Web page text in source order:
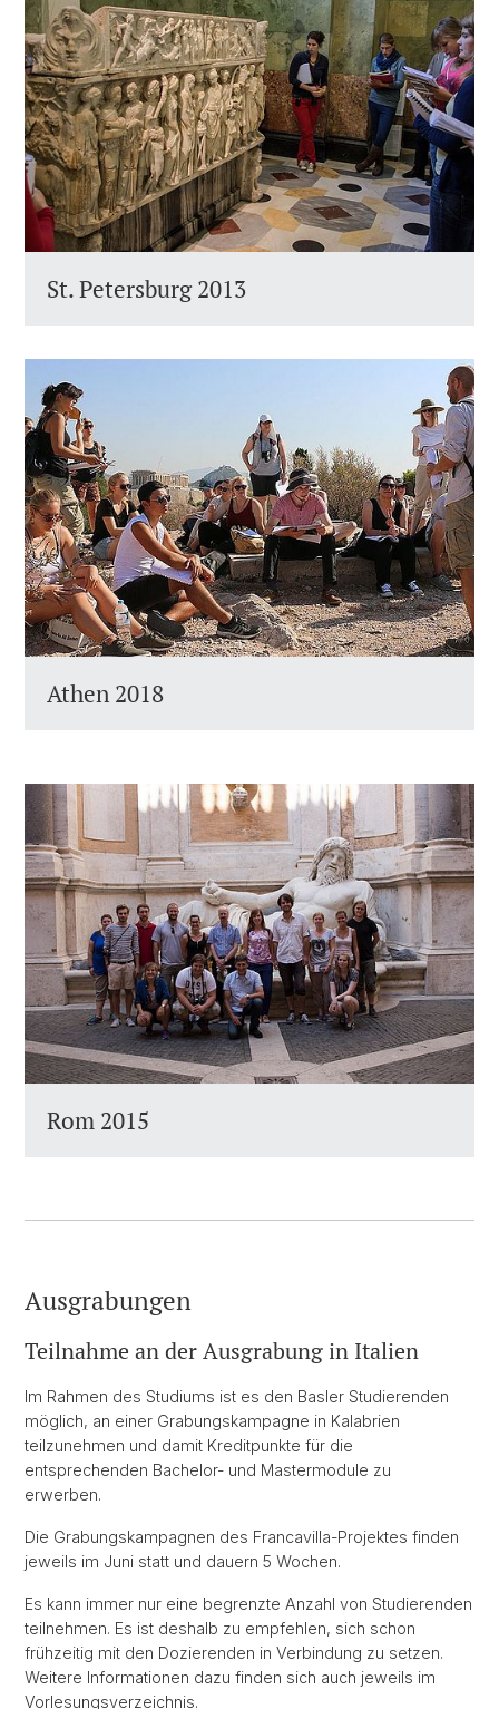
St. Petersburg 2013
Athen 2018
Rom 2015
Ausgrabungen
Teilnahme an der Ausgrabung in Italien
Im Rahmen des Studiums ist es den Basler Studierenden
möglich, an einer Grabungskampagne in Kalabrien
teilzunehmen und damit Kreditpunkte für die
entsprechenden Bachelor- und Mastermodule zu
erwerben.
Die Grabungskampagnen des Francavilla-Projektes finden
jeweils im Juni statt und dauern 5 Wochen.
Es kann immer nur eine begrenzte Anzahl von Studierenden
teilnehmen. Es ist deshalb zu empfehlen, sich schon
frühzeitig mit den Dozierenden in Verbindung zu setzen.
Weitere Informationen dazu finden sich auch jeweils im
Vorlesungsverzeichnis.